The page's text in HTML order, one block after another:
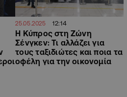
25.05.2025 12:14
Η Κύπρος στη Ζώνη
Σένγκεν: Τι αλλάζει για
τους ταξιδιώτες και ποια τα
οφέλη για την οικονομία